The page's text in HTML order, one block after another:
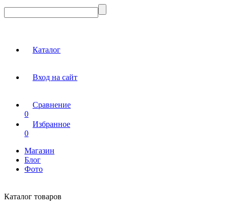
Каталог
Вход на сайт
Сравнение
0
Избранное
0
Магазин
Блог
Фото
Каталог товаров